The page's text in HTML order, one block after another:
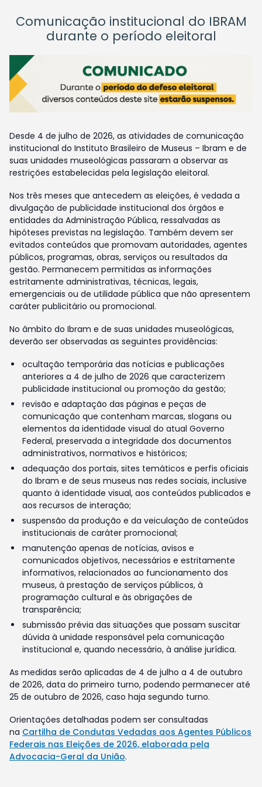
Comunicação institucional do IBRAM
durante o período eleitoral
Desde 4 de julho de 2026, as atividades de comunicação
institucional do Instituto Brasileiro de Museus – Ibram e de
suas unidades museológicas passaram a observar as
restrições estabelecidas pela legislação eleitoral.
Nos três meses que antecedem as eleições, é vedada a
divulgação de publicidade institucional dos órgãos e
entidades da Administração Pública, ressalvadas as
hipóteses previstas na legislação. Também devem ser
evitados conteúdos que promovam autoridades, agentes
públicos, programas, obras, serviços ou resultados da
gestão. Permanecem permitidas as informações
estritamente administrativas, técnicas, legais,
emergenciais ou de utilidade pública que não apresentem
caráter publicitário ou promocional.
No âmbito do Ibram e de suas unidades museológicas,
deverão ser observadas as seguintes providências:
ocultação temporária das notícias e publicações
anteriores a 4 de julho de 2026 que caracterizem
publicidade institucional ou promoção da gestão;
revisão e adaptação das páginas e peças de
comunicação que contenham marcas, slogans ou
elementos da identidade visual do atual Governo
Federal, preservada a integridade dos documentos
administrativos, normativos e históricos;
adequação dos portais, sites temáticos e perfis oficiais
do Ibram e de seus museus nas redes sociais, inclusive
quanto à identidade visual, aos conteúdos publicados e
aos recursos de interação;
suspensão da produção e da veiculação de conteúdos
institucionais de caráter promocional;
manutenção apenas de notícias, avisos e
comunicados objetivos, necessários e estritamente
informativos, relacionados ao funcionamento dos
museus, à prestação de serviços públicos, à
programação cultural e às obrigações de
transparência;
submissão prévia das situações que possam suscitar
dúvida à unidade responsável pela comunicação
institucional e, quando necessário, à análise jurídica.
As medidas serão aplicadas de 4 de julho a 4 de outubro
de 2026, data do primeiro turno, podendo permanecer até
25 de outubro de 2026, caso haja segundo turno.
Orientações detalhadas podem ser consultadas
na Cartilha de Condutas Vedadas aos Agentes Públicos
Federais nas Eleições de 2026, elaborada pela
Advocacia-Geral da União.